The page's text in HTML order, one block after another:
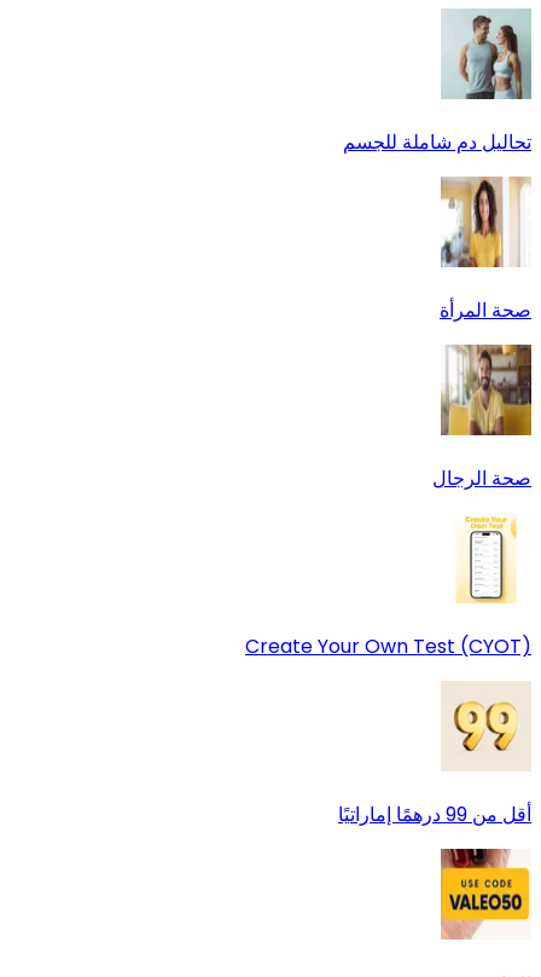
تحاليل دم شاملة للجسم
صحة المرأة
صحة الرجال
Create Your Own Test (CYOT)
أقل من 99 درهمًا إماراتيًا